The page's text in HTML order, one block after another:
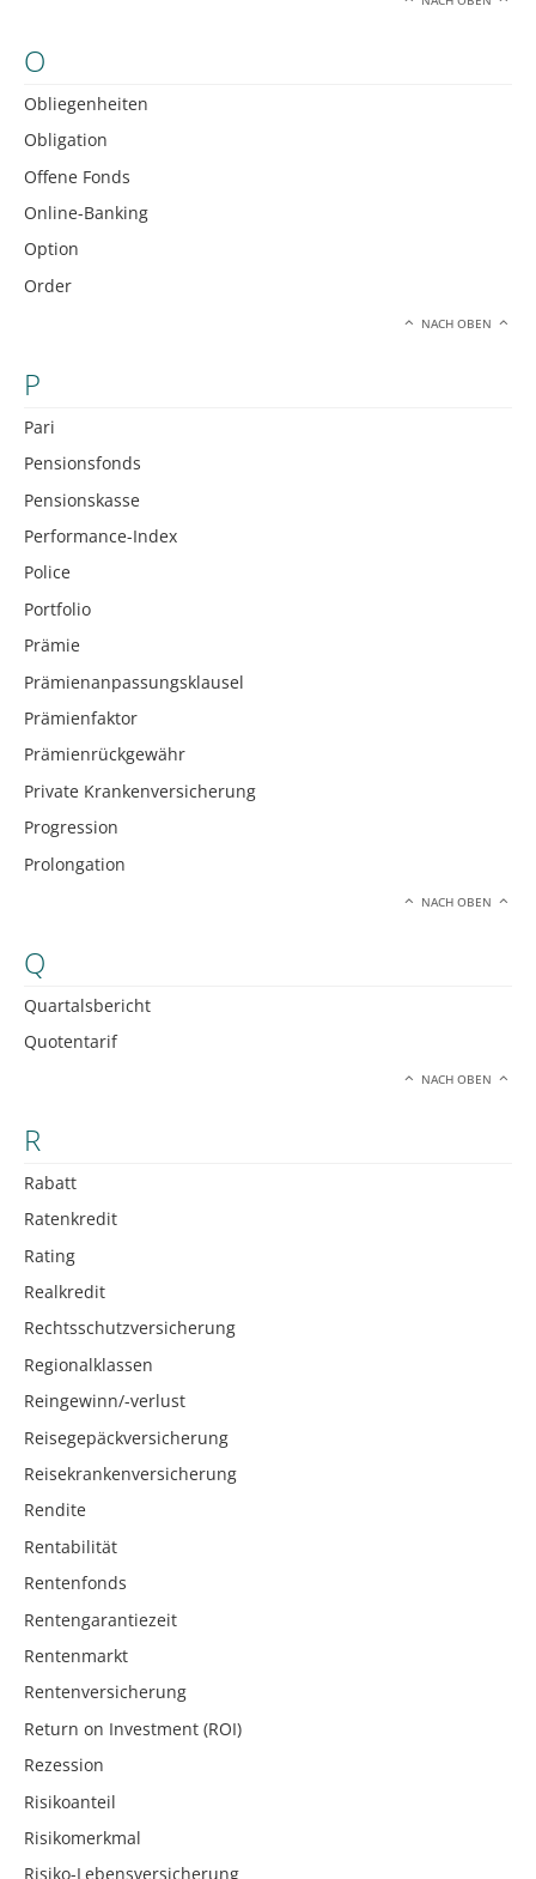
O
Obliegenheiten
Obligation
Offene Fonds
Online-Banking
Option
Order
NACH OBEN
P
Pari
Pensionsfonds
Pensionskasse
Performance-Index
Police
Portfolio
Prämie
Prämienanpassungsklausel
Prämienfaktor
Prämienrückgewähr
Private Krankenversicherung
Progression
Prolongation
NACH OBEN
Q
Quartalsbericht
Quotentarif
NACH OBEN
R
Rabatt
Ratenkredit
Rating
Realkredit
Rechtsschutzversicherung
Regionalklassen
Reingewinn/-verlust
Reisegepäckversicherung
Reisekrankenversicherung
Rendite
Rentabilität
Rentenfonds
Rentengarantiezeit
Rentenmarkt
Rentenversicherung
Return on Investment (ROI)
Rezession
Risikoanteil
Risikomerkmal
Risiko-Lebensversicherung